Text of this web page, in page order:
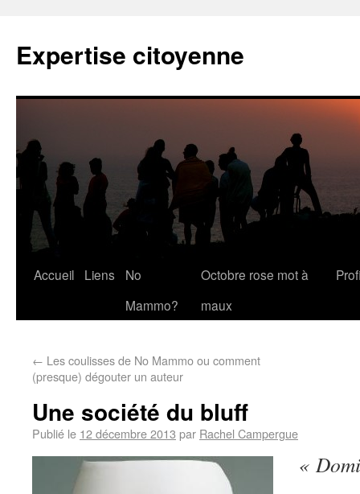
Expertise citoyenne
Accueil Liens
No
Mammo?
Octobre rose mot à
maux
← Les coulisses de No Mammo ou comment
(presque) dégouter un auteur
Une société du bluff
Publié le 12 décembre 2013 par Rachel Campergue
«